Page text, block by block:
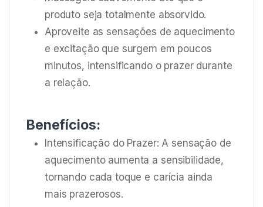
produto seja totalmente absorvido.
Aproveite as sensações de aquecimento
e excitação que surgem em poucos
minutos, intensificando o prazer durante
a relação.
Benefícios:
Intensificação do Prazer: A sensação de
aquecimento aumenta a sensibilidade,
tornando cada toque e carícia ainda
mais prazerosos.